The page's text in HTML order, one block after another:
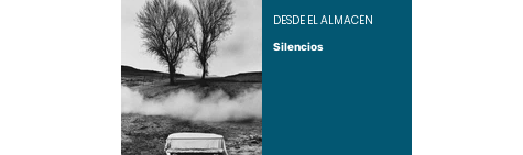
Silencios
DESDE EL ALMACÉN